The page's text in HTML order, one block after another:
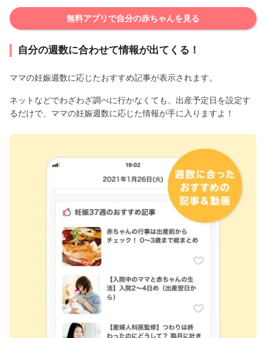
無料アプリで自分の赤ちゃんを見る
自分の週数に合わせて情報が出てくる！
ママの妊娠週数に応じたおすすめ記事が表示されます。
ネットなどでわざわざ調べに行かなくても、出産予定日を設定す
るだけで、ママの妊娠週数に応じた情報が手に入りますよ！